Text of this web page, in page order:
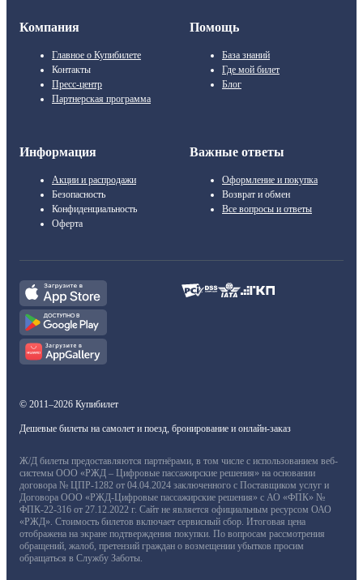
Компания
Главное о Купибилете
Контакты
Пресс-центр
Партнерская программа
Помощь
База знаний
Где мой билет
Блог
Информация
Акции и распродажи
Безопасность
Конфиденциальность
Оферта
Важные ответы
Оформление и покупка
Возврат и обмен
Все вопросы и ответы
© 2011–2026 Купибилет
Дешевые билеты на самолет и поезд, бронирование и онлайн-заказ
Ж/Д билеты предоставляются партнёрами, в том числе с использованием веб-
системы ООО «РЖД – Цифровые пассажирские решения» на основании
договора № ЦПР-1282 от 04.04.2024 заключенного с Поставщиком услуг и
Договора ООО «РЖД-Цифровые пассажирские решения» с АО «ФПК» №
ФПК-22-316 от 27.12.2022 г. Сайт не является официальным ресурсом ОАО
«РЖД». Стоимость билетов включает сервисный сбор. Итоговая цена
отображена на экране подтверждения покупки. По вопросам рассмотрения
обращений, жалоб, претензий граждан о возмещении убытков просим
обращаться в Службу Заботы.